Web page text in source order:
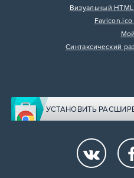
Визуальный
Favicon.ico
Синтаксический
УСТАНОВИТЬ